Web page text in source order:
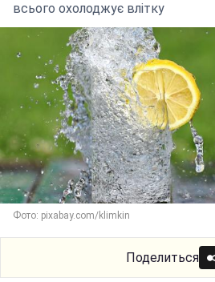
всього охолоджує влітку
Фото: pixabay.com/klimkin
Поделиться